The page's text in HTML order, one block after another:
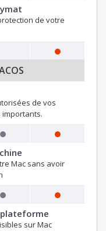
de votre
de vos
Mac sans avoir
sur Mac